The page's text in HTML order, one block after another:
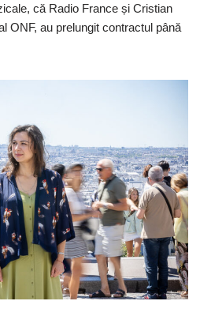
că Radio France și Cristian
ONF, au prelungit contractul până